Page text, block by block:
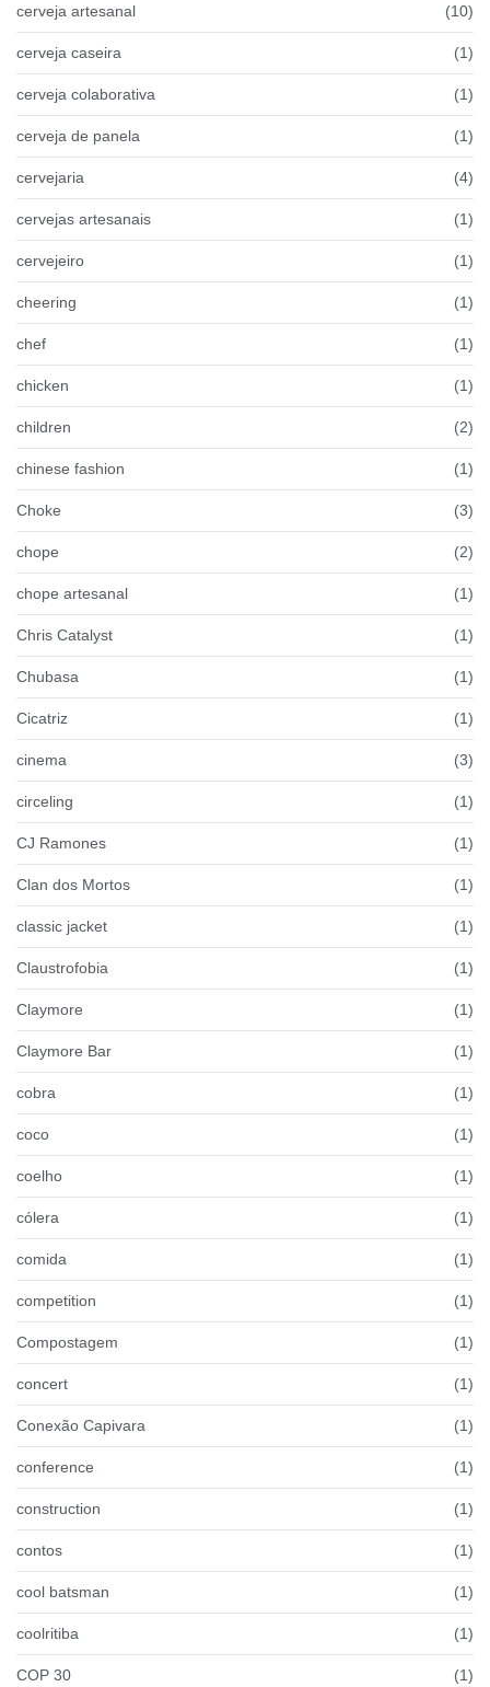
cerveja artesanal (10)
cerveja caseira (1)
cerveja colaborativa (1)
cerveja de panela (1)
cervejaria (4)
cervejas artesanais (1)
cervejeiro (1)
cheering (1)
chef (1)
chicken (1)
children (2)
chinese fashion (1)
Choke (3)
chope (2)
chope artesanal (1)
Chris Catalyst (1)
Chubasa (1)
Cicatriz (1)
cinema (3)
circeling (1)
CJ Ramones (1)
Clan dos Mortos (1)
classic jacket (1)
Claustrofobia (1)
Claymore (1)
Claymore Bar (1)
cobra (1)
coco (1)
coelho (1)
cólera (1)
comida (1)
competition (1)
Compostagem (1)
concert (1)
Conexão Capivara (1)
conference (1)
construction (1)
contos (1)
cool batsman (1)
coolritiba (1)
COP 30 (1)